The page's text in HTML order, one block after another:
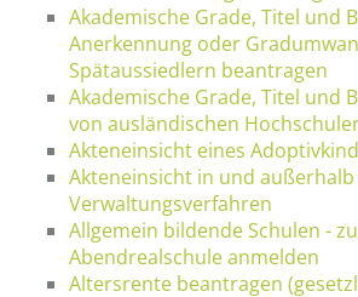
Akademische Grade, Titel und
Anerkennung oder
Spätaussiedlern beantragen
Akademische Grade, Titel und
von ausländischen
Akteneinsicht eines
Akteneinsicht in und außerhalb
Verwaltungsverfahren
Allgemein bildende Schulen -
Abendrealschule anmelden
Altersrente beantragen